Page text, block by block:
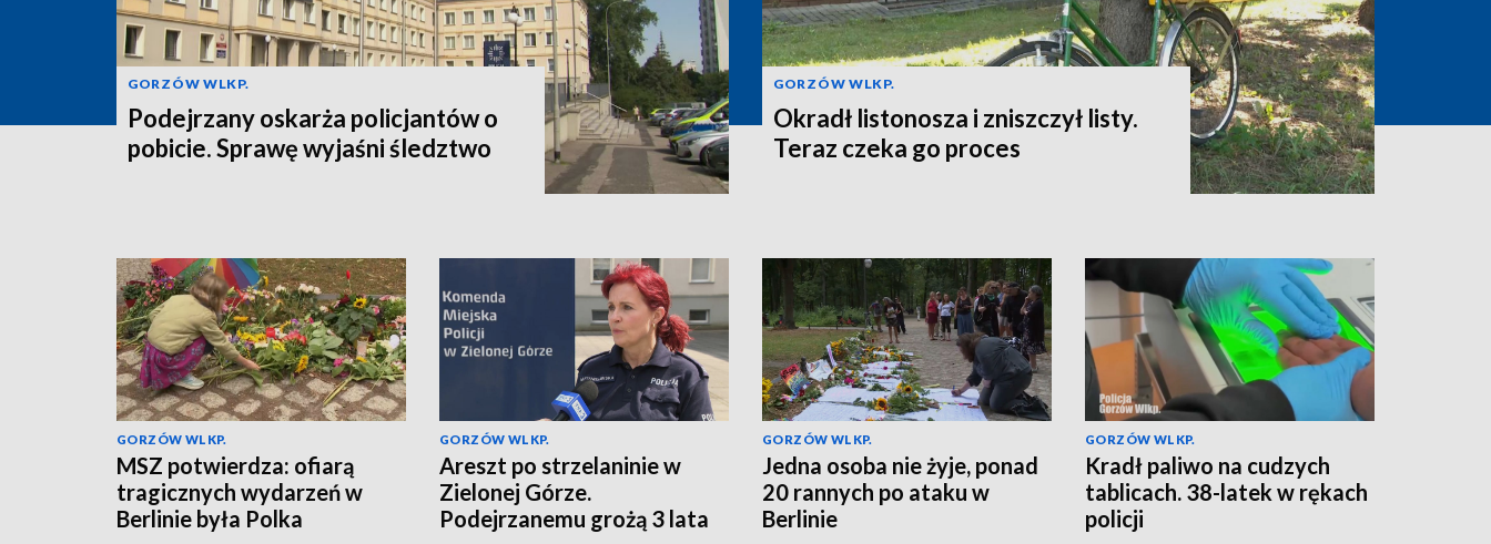
GORZÓW WLKP.
Podejrzany oskarża policjantów o
pobicie. Sprawę wyjaśni śledztwo
GORZÓW WLKP.
Okradł listonosza i zniszczył listy.
Teraz czeka go proces
GORZÓW WLKP.
MSZ potwierdza: ofiarą
tragicznych wydarzeń w
Berlinie była Polka
GORZÓW WLKP.
Areszt po strzelaninie w
Zielonej Górze.
Podejrzanemu grożą 3 lata
GORZÓW WLKP.
Jedna osoba nie żyje, ponad
20 rannych po ataku w
Berlinie
GORZÓW WLKP.
Kradł paliwo na cudzych
tablicach. 38-latek w rękach
policji